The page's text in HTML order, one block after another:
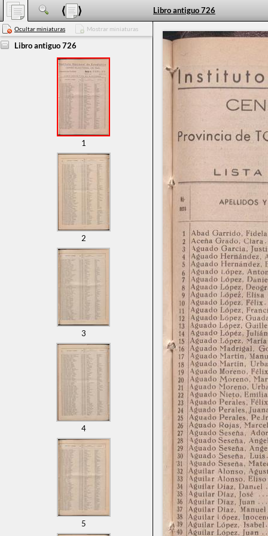
Libro antiguo 726
Ocultar miniaturas Mostrar miniaturas
Libro antiguo 726
1
2
3
4
5